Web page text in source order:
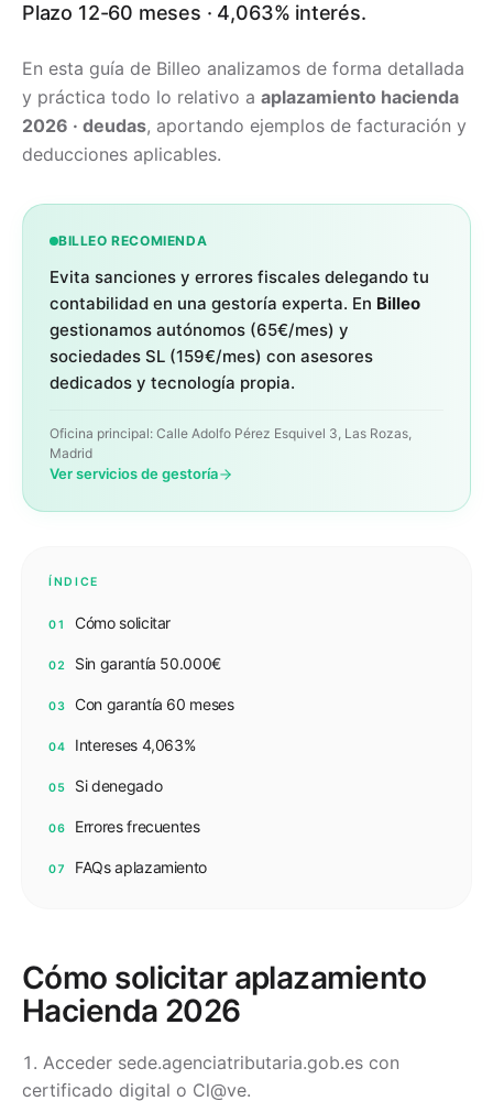
Plazo 12-60 meses · 4,063% interés.
En esta guía de Billeo analizamos de forma detallada
y práctica todo lo relativo a aplazamiento hacienda
2026 · deudas, aportando ejemplos de facturación y
deducciones aplicables.
BILLEO RECOMIENDA
Evita sanciones y errores fiscales delegando tu
contabilidad en una gestoría experta. En Billeo
gestionamos autónomos (65€/mes) y
sociedades SL (159€/mes) con asesores
dedicados y tecnología propia.
Oficina principal: Calle Adolfo Pérez Esquivel 3, Las Rozas,
Madrid
Ver servicios de gestoría
ÍNDICE
01 Cómo solicitar
02 Sin garantía 50.000€
03 Con garantía 60 meses
04 Intereses 4,063%
05 Si denegado
06 Errores frecuentes
07 FAQs aplazamiento
Cómo solicitar aplazamiento
Hacienda 2026
Acceder sede.agenciatributaria.gob.es con
certificado digital o Cl@ve.